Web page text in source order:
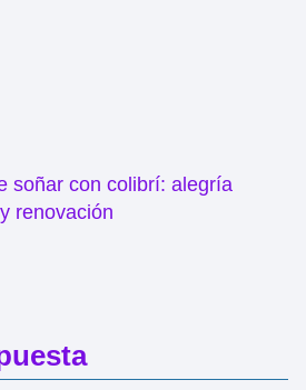
soñar con colibrí: alegría
y renovación